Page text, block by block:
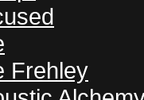
Frehley